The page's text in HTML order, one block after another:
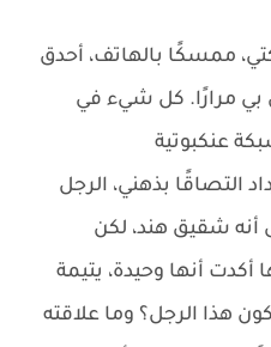
ممسكًا بالهاتف، أحدق
بي مرارًا. كل شيء في
عنكبوتية
التصاقًا بذهني، الرجل
أنه شقيق هند، لكن
أنها وحيدة، يتيمة
هذا الرجل؟ وما علاقته